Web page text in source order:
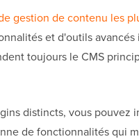
gestion de contenu les
et d'outils
toujours le CMS
distincts, vous pouvez
de fonctionnalités qui